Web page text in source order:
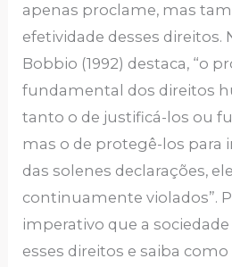
apenas proclame, mas
efetividade desses direitos.
Bobbio (1992) destaca, “o
fundamental dos direitos
tanto o de justificá-los ou
mas o de protegê-los para
das solenes declarações,
continuamente violados”.
imperativo que a
esses direitos e saiba